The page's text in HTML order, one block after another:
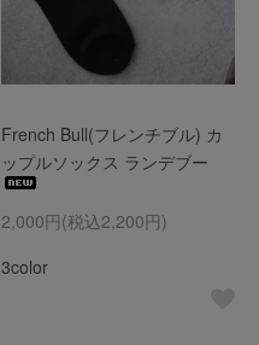
French Bull(フレンチブル) カ
ップルソックス ランデブー
2,000円(税込2,200円)
3color